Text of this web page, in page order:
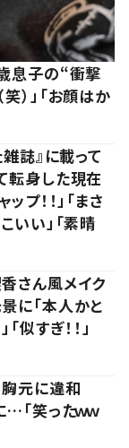
息子の“衝撃
）」「お顔はか
誌』に載って
転身した現在
プ！！」「まさ
いい」「素晴
さん風メイク
に「本人かと
似すぎ！！」
元に違和
「笑ったｗｗ